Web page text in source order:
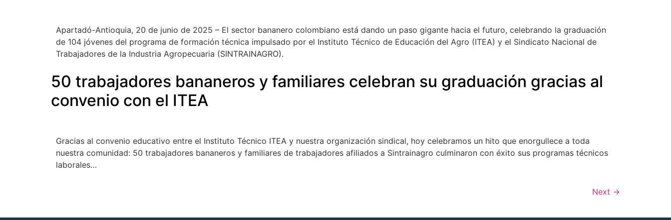
Apartadó-Antioquia, 20 de junio de 2025 – El sector bananero colombiano está dando un paso gigante hacia el futuro, celebrando la graduación
de 104 jóvenes del programa de formación técnica impulsado por el Instituto Técnico de Educación del Agro (ITEA) y el Sindicato Nacional de
Trabajadores de la Industria Agropecuaria (SINTRAINAGRO).
50 trabajadores bananeros y familiares celebran su graduación gracias al
convenio con el ITEA
Gracias al convenio educativo entre el Instituto Técnico ITEA y nuestra organización sindical, hoy celebramos un hito que enorgullece a toda
nuestra comunidad: 50 trabajadores bananeros y familiares de trabajadores afiliados a Sintrainagro culminaron con éxito sus programas técnicos
laborales…
Next →